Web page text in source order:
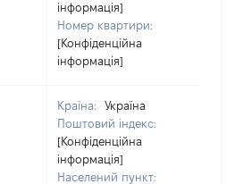
інформація]
Номер квартири:
[Конфіденційна
інформація]
Країна:
Україна
Поштовий індекс:
[Конфіденційна
інформація]
Населений пункт: